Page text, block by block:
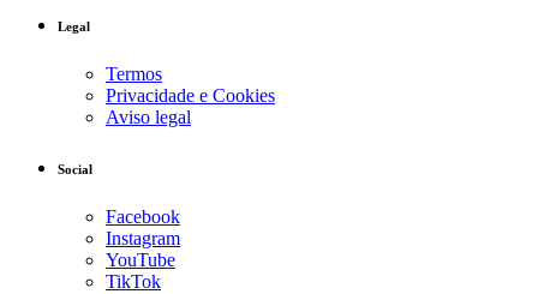
Legal
Termos
Privacidade e Cookies
Aviso legal
Social
Facebook
Instagram
YouTube
TikTok